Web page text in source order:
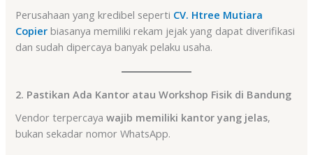
Perusahaan yang kredibel seperti CV. Htree Mutiara
Copier biasanya memiliki rekam jejak yang dapat diverifikasi
dan sudah dipercaya banyak pelaku usaha.
2. Pastikan Ada Kantor atau Workshop Fisik di Bandung
Vendor terpercayawajib memiliki kantor yang jelas,
bukan sekadar nomor WhatsApp.